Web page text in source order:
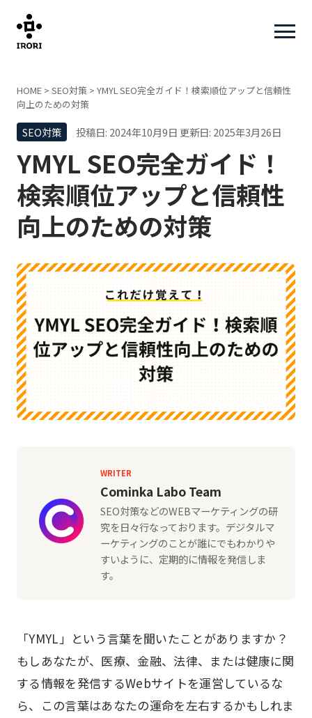
HOME > SEO対策 > YMYL SEO完全ガイド！検索順位アップと信頼性
向上のための対策
SEO対策 投稿日: 2024年10月9日 更新日: 2025年3月26日
YMYL SEO完全ガイド！
検索順位アップと信頼性
向上のための対策
WRITER
Cominka Labo Team
SEO対策などのWEBマーケティングの研
究を日々行なっております。デジタルマ
ーケティングのことが誰にでもわかりや
すいように、定期的に情報を発信しま
す。
「YMYL」という言葉を聞いたことがありますか？
もしあなたが、医療、金融、法律、または健康に関
する情報を発信するWebサイトを運営しているな
ら、この言葉はあなたの運命を左右するかもしれま